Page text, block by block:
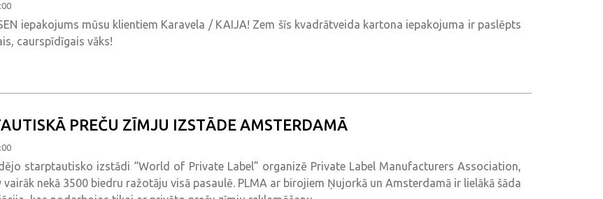
iepakojums mūsu klientiem Karavela / KAIJA! Zem šīs kvadrātveida kartona iepakojuma ir paslēpts
caurspīdīgais vāks!
PREČU ZĪMJU IZSTĀDE AMSTERDAMĀ
starptautisko izstādi “World of Private Label” organizē Private Label Manufacturers Association,
vairāk nekā 3500 biedru ražotāju visā pasaulē. PLMA ar birojiem Ņujorkā un Amsterdamā ir lielākā šāda